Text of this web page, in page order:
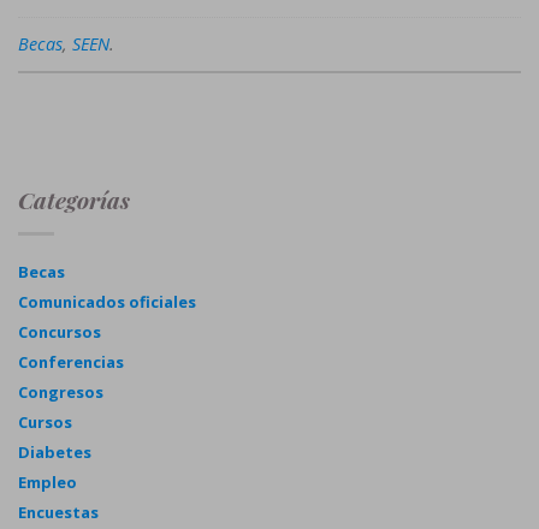
Becas, SEEN.
Categorías
Becas
Comunicados oficiales
Concursos
Conferencias
Congresos
Cursos
Diabetes
Empleo
Encuestas